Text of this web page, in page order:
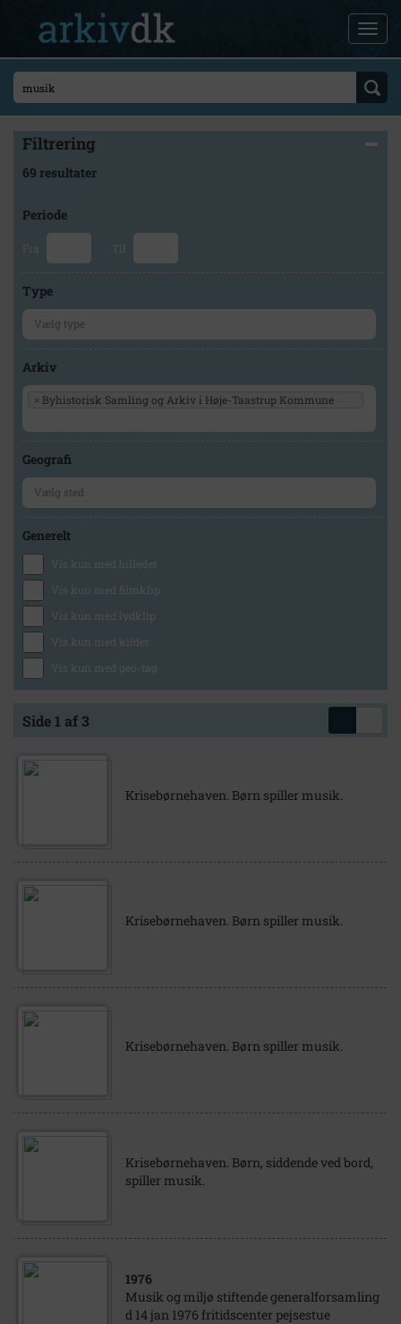
Filtrering
69 resultater
Periode
Fra Til
Type
Arkiv
× Byhistorisk Samling og Arkiv i Høje-Taastrup Kommune
Geografi
Generelt
Vis kun med billeder
Vis kun med filmklip
Vis kun med lydklip
Vis kun med kilder
Vis kun med geo-tag
Side 1 af 3
Krisebørnehaven. Børn spiller musik.
Krisebørnehaven. Børn spiller musik.
Krisebørnehaven. Børn spiller musik.
Krisebørnehaven. Børn, siddende ved bord,
spiller musik.
1976
Musik og miljø stiftende generalforsamling
d 14 jan 1976 fritidscenter pejsestue